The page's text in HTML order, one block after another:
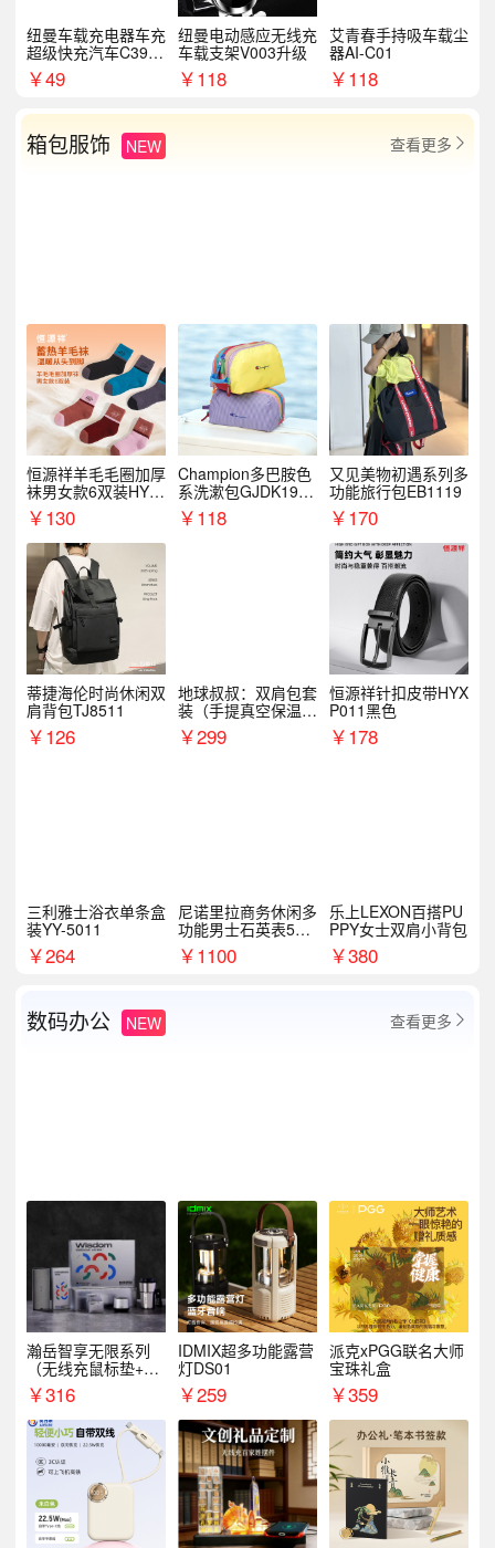
纽曼车载充电器车充
超级快充汽车C39提
手拉环
￥49
纽曼电动感应无线充
车载支架V003升级
￥118
艾青春手持吸车载尘
器AI-C01
￥118
箱包服饰 NEW 查看更多 
恒源祥羊毛毛圈加厚
袜男女款6双装HYX
068WZ
￥130
Champion多巴胺色
系洗漱包GJDK19R
1￥118
又见美物初遇系列多
功能旅行包EB1119
￥170
蒂捷海伦时尚休闲双
肩背包TJ8511
￥126
地球叔叔：双肩包套
装（手提真空保温杯
+手机挂绳）
￥299
恒源祥针扣皮带HYX
P011黑色
￥178
三利雅士浴衣单条盒
装YY-5011
￥264
尼诺里拉商务休闲多
功能男士石英表510
05
￥1100
乐上LEXON百搭PU
PPY女士双肩小背包
￥380
数码办公 NEW 查看更多 
瀚岳智享无限系列
（无线充鼠标垫+飞
利浦音响+乐扣咖啡
杯）
￥316
IDMIX超多功能露营
灯DS01
￥259
派克xPGG联名大师
宝珠礼盒
￥359